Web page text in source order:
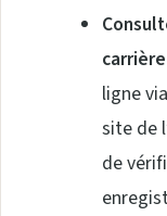
carrière
ligne
site de
de